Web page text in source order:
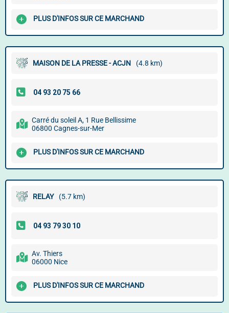
PLUS D'INFOS SUR CE MARCHAND
MAISON DE LA PRESSE - ACJN (4.8 km)
Carré du soleil A, 1 Rue Bellissime
06800 Cagnes-sur-Mer
PLUS D'INFOS SUR CE MARCHAND
RELAY (5.7 km)
Av. Thiers
06000 Nice
PLUS D'INFOS SUR CE MARCHAND